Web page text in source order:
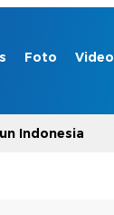
Foto Video
Indonesia